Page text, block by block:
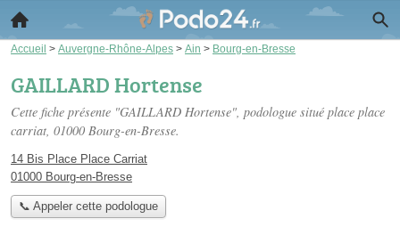
Accueil > Auvergne-Rhône-Alpes > Ain > Bourg-en-Bresse
GAILLARD Hortense
Cette fiche présente "GAILLARD Hortense", podologue situé place place
carriat, 01000 Bourg-en-Bresse.
14 Bis Place Place Carriat
01000 Bourg-en-Bresse
📞 Appeler cette podologue